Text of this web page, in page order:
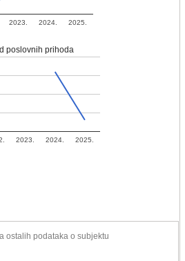
2023. 2024. 2025.
poslovnih prihoda
2023. 2024. 2025.
ostalih podataka o subjektu